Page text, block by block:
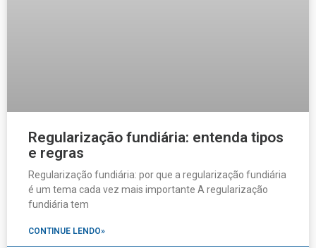
Regularização fundiária: entenda tipos
e regras
Regularização fundiária: por que a regularização fundiária
é um tema cada vez mais importante A regularização
fundiária tem
CONTINUE LENDO»